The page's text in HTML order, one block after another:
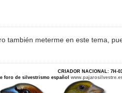
también meterme en este tema,
CRIADOR NACIONAL: 7H-
foro de silvestrismo español